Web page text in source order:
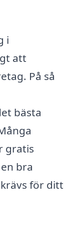
i
att
På så
bästa
gratis
bra
för ditt